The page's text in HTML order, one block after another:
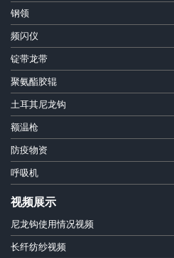
钢领
频闪仪
锭带龙带
聚氨酯胶辊
土耳其尼龙钩
额温枪
防疫物资
呼吸机
视频展示
尼龙钩使用情况视频
长纤纺纱视频